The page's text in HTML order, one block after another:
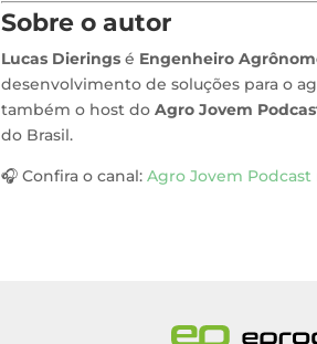
Sobre o autor
Lucas Dieringsé Engenheiro
desenvolvimento de soluções para o
também o host do Agro Jovem
do Brasil.
🎧 Confira o canal: Agro Jovem Podcast